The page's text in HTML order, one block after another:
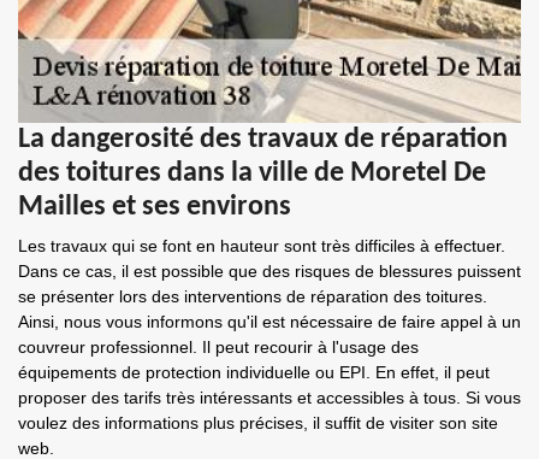
La dangerosité des travaux de réparation
des toitures dans la ville de Moretel De
Mailles et ses environs
Les travaux qui se font en hauteur sont très difficiles à effectuer.
Dans ce cas, il est possible que des risques de blessures puissent
se présenter lors des interventions de réparation des toitures.
Ainsi, nous vous informons qu'il est nécessaire de faire appel à un
couvreur professionnel. Il peut recourir à l'usage des
équipements de protection individuelle ou EPI. En effet, il peut
proposer des tarifs très intéressants et accessibles à tous. Si vous
voulez des informations plus précises, il suffit de visiter son site
web.